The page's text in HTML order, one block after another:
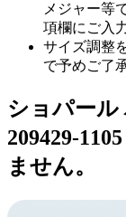
メジャー等
項欄にご入
サイズ調整
で予めご了
ショパール
209429-
ません。